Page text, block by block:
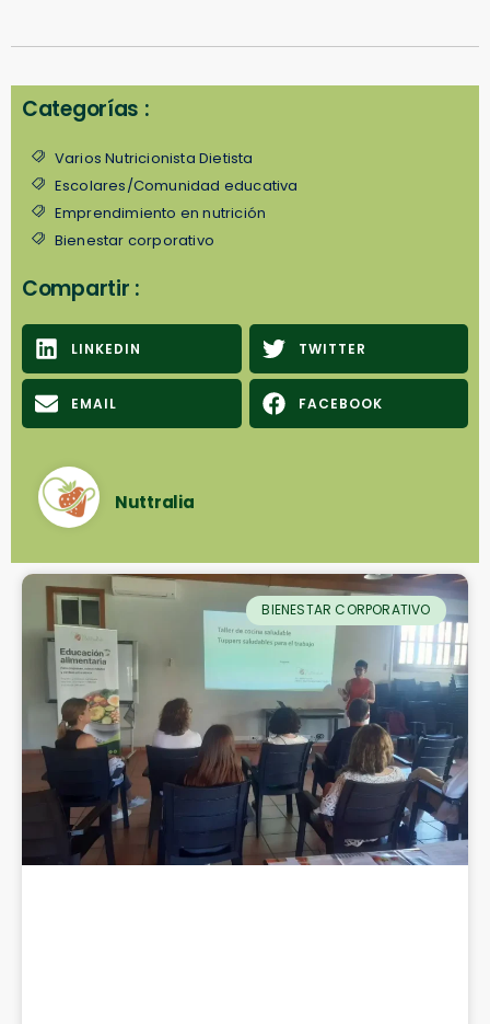
Categorías :
Varios Nutricionista Dietista
Escolares/Comunidad educativa
Emprendimiento en nutrición
Bienestar corporativo
Compartir :
LINKEDIN TWITTER
EMAIL FACEBOOK
Nuttralia
BIENESTAR CORPORATIVO